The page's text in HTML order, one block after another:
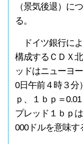
（景気後退）に
る。
ドイツ銀行に
構成するＣＤＸ
ッドはニューヨ
0日午前４時３分
ｐ、１ｂｐ＝
プレッド１ｂｐ
000ドルを意味す